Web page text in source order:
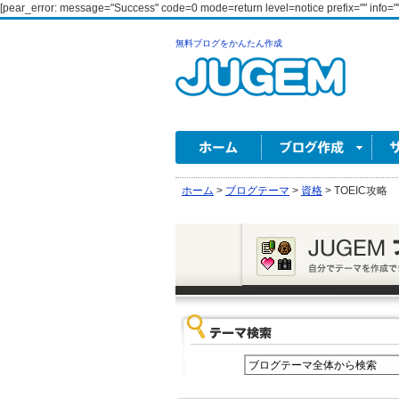
[pear_error: message="Success" code=0 mode=return level=notice prefix=""
無料ブログをかんたん作成
ホーム > ブログテーマ > 資格 > TOEIC攻略